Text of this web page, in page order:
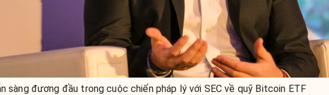
sàng đương đầu trong cuộc chiến pháp lý với SEC về quỹ Bitcoin ETF